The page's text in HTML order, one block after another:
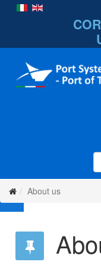
About us